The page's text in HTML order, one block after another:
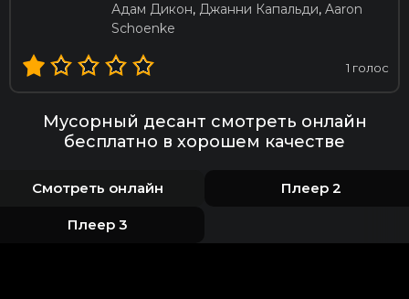
Адам Дикон, Джанни Капальди, Aaron
Schoenke
1 голос
Мусорный десант смотреть онлайн
бесплатно в хорошем качестве
Смотреть онлайн Плеер 2
Плеер 3